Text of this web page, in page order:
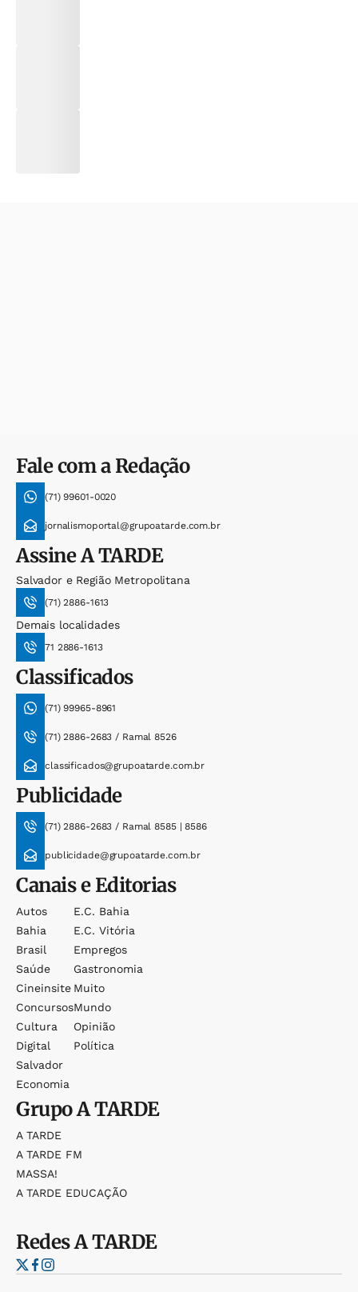
Fale com a Redação
(71) 99601-0020
jornalismoportal@grupoatarde.com.br
AssineA TARDE
Salvador e Região Metropolitana
(71) 2886-1613
Demais localidades
71 2886-1613
Classificados
(71) 99965-8961
(71) 2886-2683 / Ramal 8526
classificados@grupoatarde.com.br
Publicidade
(71) 2886-2683 / Ramal 8585 | 8586
publicidade@grupoatarde.com.br
Canais e Editorias
Autos
Bahia
Brasil
Saúde
Cineinsite
Concursos
Cultura
Digital
Salvador
Economia
E.c. Bahia
E.c. Vitória
Empregos
Gastronomia
Muito
Mundo
Opinião
Política
GrupoA TARDE
A TARDE
A TARDE FM
MASSA!
A TARDE EDUCAÇÃO
RedesA TARDE